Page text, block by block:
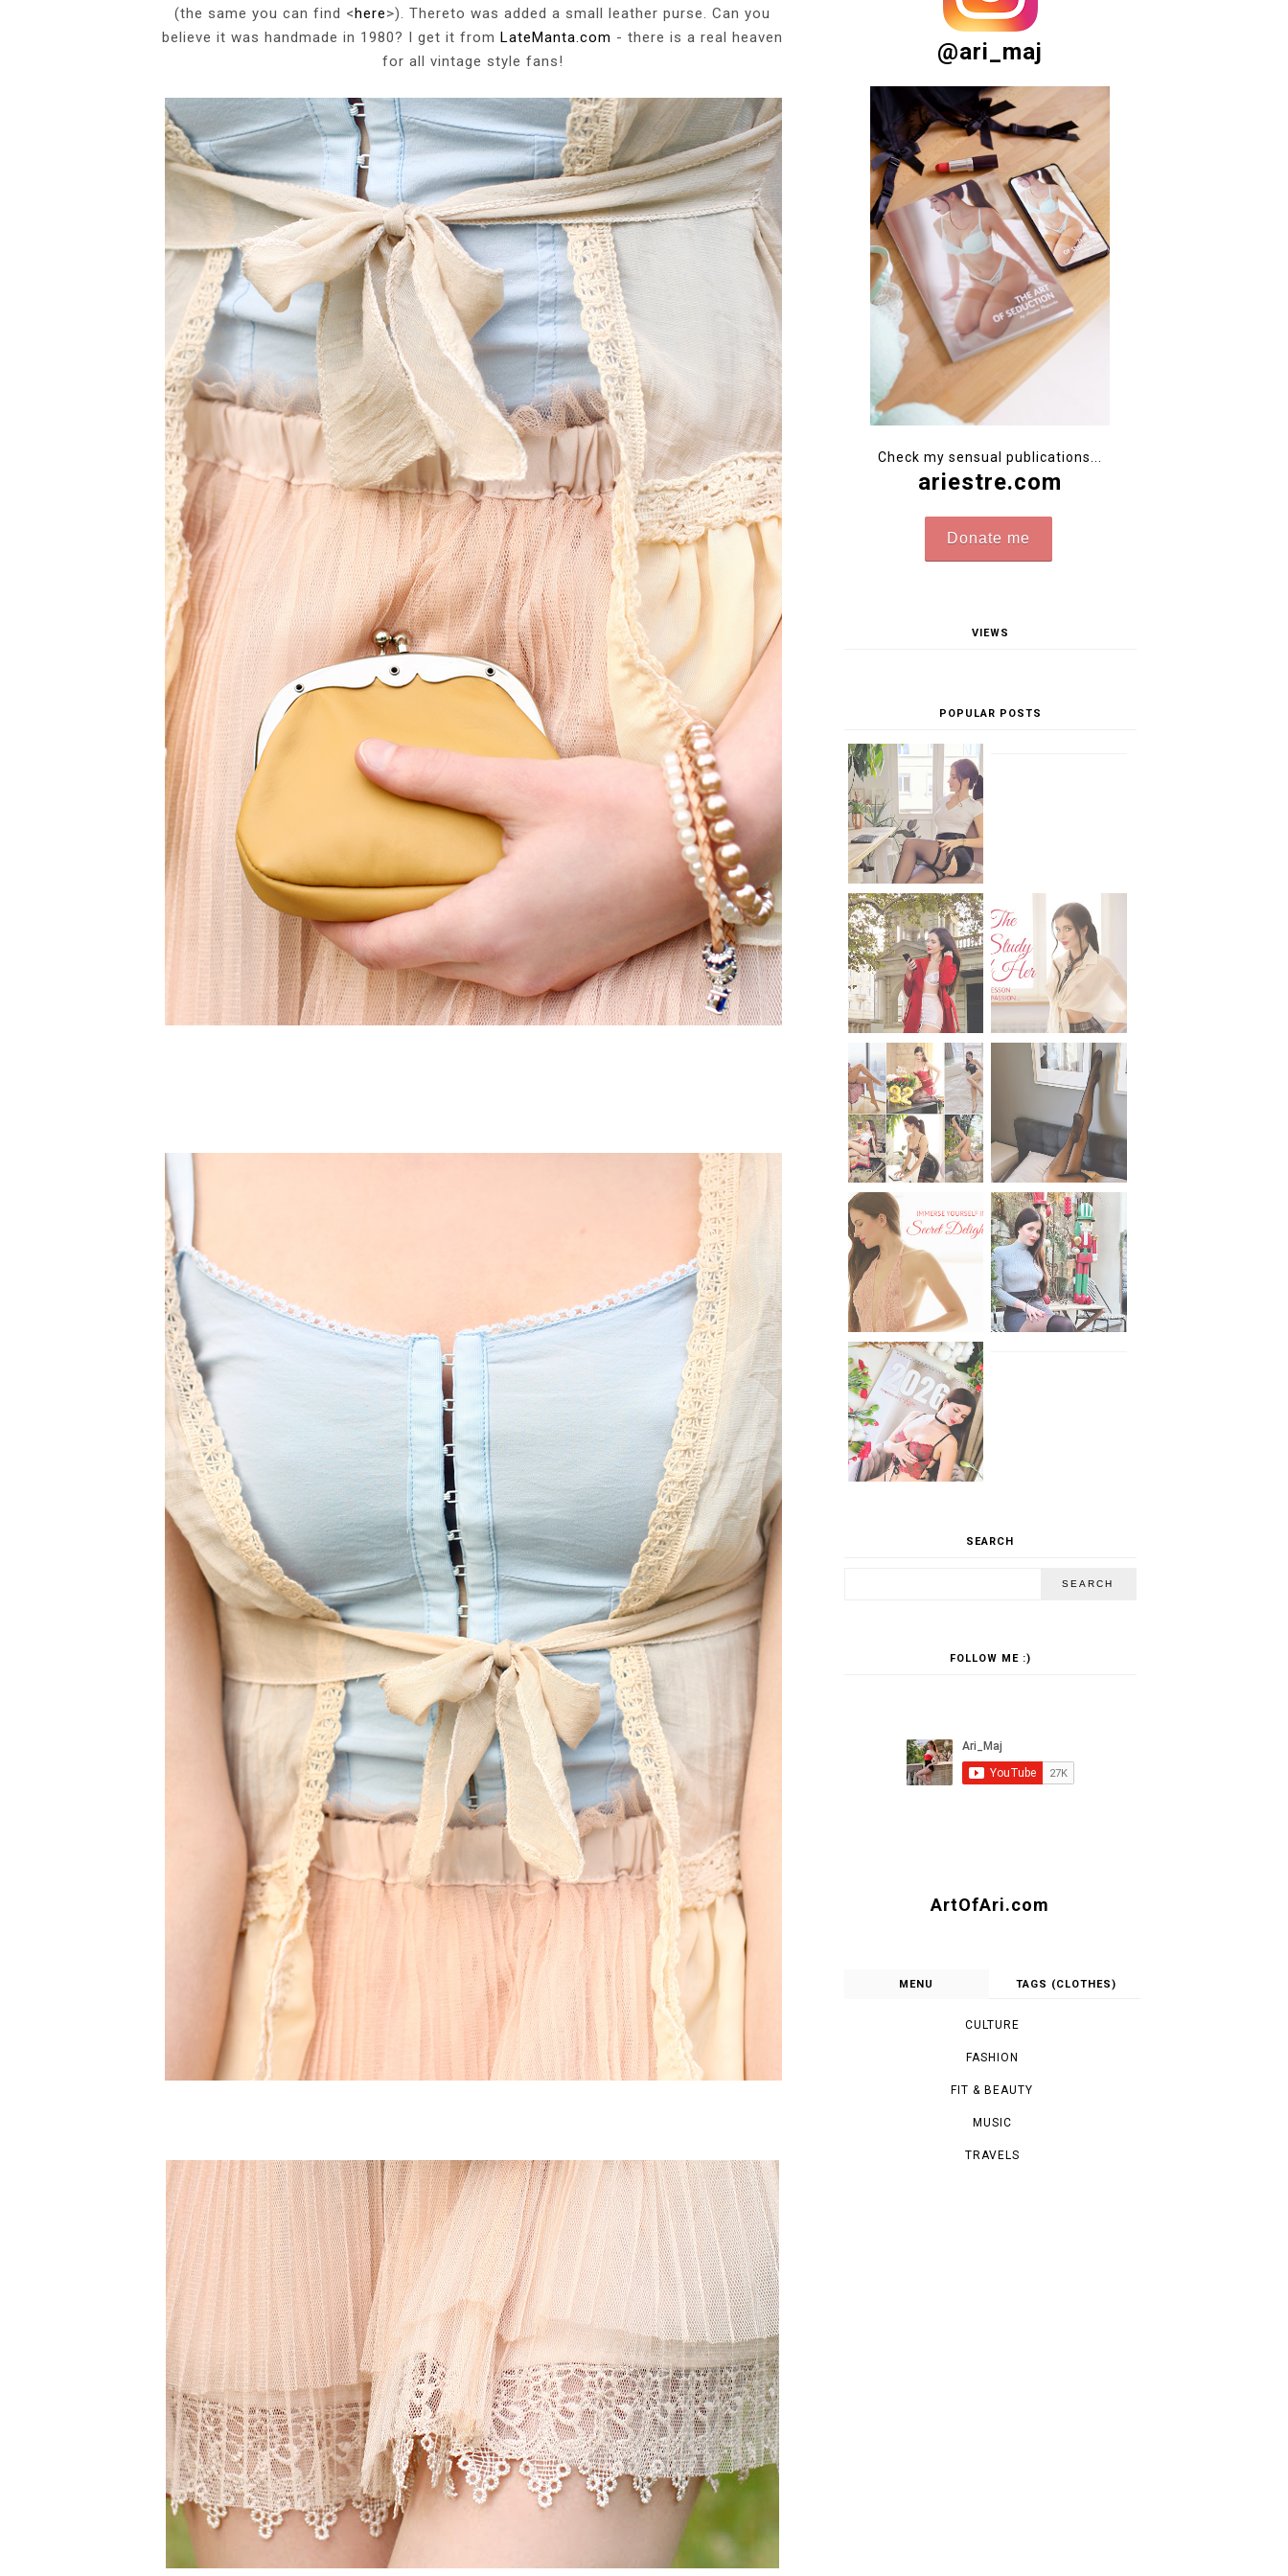
(the same you can find <here>). Thereto was added a small leather purse. Can you
believe it was handmade in 1980? I get it from LateManta.com - there is a real heaven
for all vintage style fans!
@ari_maj
Check my sensual publications...
ariestre.com
Donate me
VIEWS
POPULAR POSTS
SEARCH
FOLLOW ME :)
ArtOfAri.com